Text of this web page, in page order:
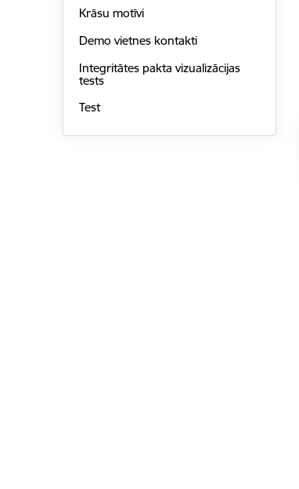
Krāsu motīvi
Demo vietnes kontakti
Integritātes pakta vizualizācijas
tests
Test